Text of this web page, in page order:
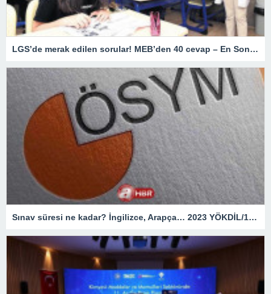
LGS’de merak edilen sorular! MEB’den 40 cevap – En Son Haberler
Sınav süresi ne kadar? İngilizce, Arapça… 2023 YÖKDİL/1 giriş belgesi ekranı